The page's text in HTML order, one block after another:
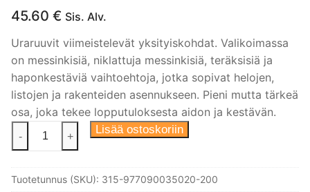
45.60 € Sis. Alv.
Uraruuvit viimeistelevät yksityiskohdat. Valikoimassa
on messinkisiä, niklattuja messinkisiä, teräksisiä ja
haponkestäviä vaihtoehtoja, jotka sopivat helojen,
listojen ja rakenteiden asennukseen. Pieni mutta tärkeä
osa, joka tekee lopputuloksesta aidon ja kestävän.
Puuruuvi
3,5X20
97
- + Lisää ostoskoriin
Tuotetunnus (SKU): 315-977090035020-200